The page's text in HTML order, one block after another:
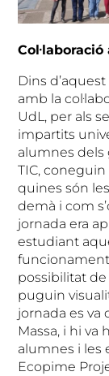
Dins
amb la
UdL, per als
impartits
alumnes dels
TIC,
quines són
demà i com
jornada era
estudiant
possibilitat
puguin
jornada es va
Massa, i hi
alumnes i les
Ecopime